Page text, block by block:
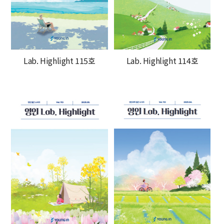
Lab. Highlight 115호 Lab. Highlight 114호